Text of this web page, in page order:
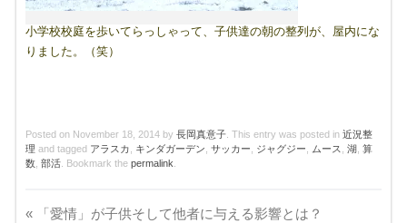
小学校校庭を歩いてらっしゃって、子供達の朝の整列が、屋内にな
りました。（笑）
Posted on November 18, 2014 by 長岡真意子. This entry was posted in 近況整
理 and tagged アラスカ キンダガーデン サッカー ジャグジー ムース 湖 算
数, 部活. Bookmark the permalink
«「愛情」が子供そして他者に与える影響とは？